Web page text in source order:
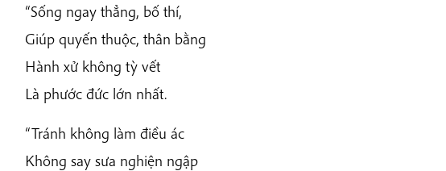
“Sống ngay thẳng, bố thí,
Giúp quyến thuộc, thân bằng
Hành xử không tỳ vết
Là phước đức lớn nhất.
“Tránh không làm điều ác
Không say sưa nghiện ngập